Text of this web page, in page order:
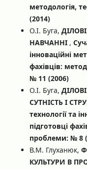
методологія,
(2014)
О.І. Буга,
НАВЧАННІ ,
інноваційні
фахівців:
№ 11 (2006)
О.І. Буга,
СУТНІСТЬ І
технології та
підготовці
проблеми: № 8
В.М. Глуханюк,
КУЛЬТУРИ В